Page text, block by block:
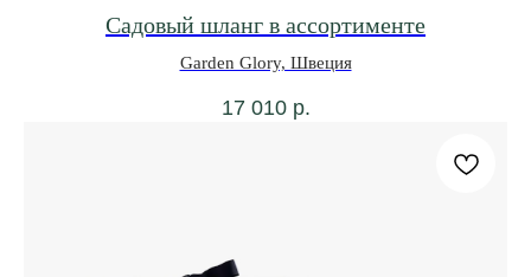
Садовый шланг в ассортименте
Garden Glory, Швеция
17 010 р.